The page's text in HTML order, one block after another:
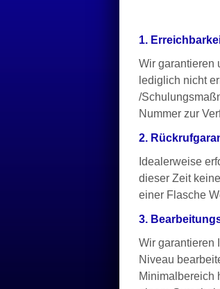
1.
Wir garantieren
lediglich nicht
/
Nummer zur
2.
Idealerweise
dieser Zeit
einer Flasche
3.
Wir garantieren
Niveau
Minimalbereich